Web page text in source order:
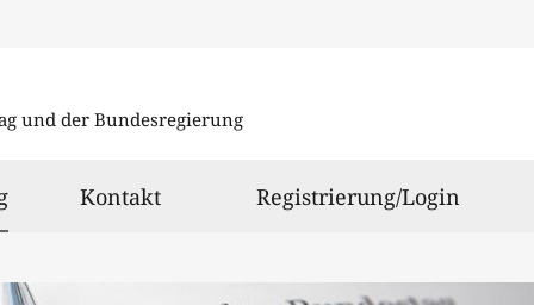
und der Bundesregierung
ausgewählt
Kontakt Registrierung/Login